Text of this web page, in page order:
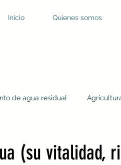
Inicio Quienes somos
de agua residual
(su vitalidad,